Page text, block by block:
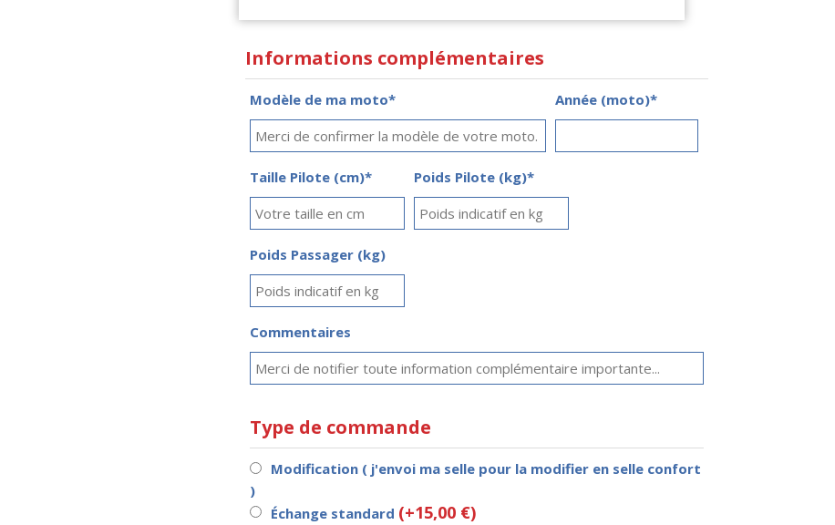
Informations complémentaires
Modèle de ma moto* Année (moto)*
Taille Pilote (cm)* Poids Pilote (kg)*
Poids Passager (kg)
Commentaires
Type de commande
Modification ( j'envoi ma selle pour la modifier en selle confort
)
Échange standard (+15,00 €)